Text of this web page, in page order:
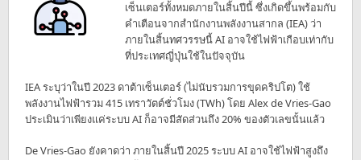
เซ็นเตอร์ทั้งหมดภายในสิ้นปีนี้ ซึ่งเกิดขึ้นพร้อมกับ
คำเตือนจากสำนักงานพลังงานสากล (IEA) ว่า
ภายในสิ้นทศวรรษนี้ AI อาจใช้ไฟฟ้าเกือบเท่ากับ
ที่ประเทศญี่ปุ่นใช้ในปัจจุบัน
IEA ระบุว่าในปี 2023 ดาต้าเซ็นเตอร์ (ไม่นับรวมการขุดคริปโต) ใช้
พลังงานไฟฟ้ารวม 415 เทราวัตต์ชั่วโมง (TWh) โดย Alex de Vries-Gao
ประเมินว่าเพียงแค่ระบบ AI ก็อาจมีสัดส่วนถึง 20% ของตัวเลขนั้นแล้ว
De Vries-Gao ยังคาดว่า ภายในสิ้นปี 2025 ระบบ AI อาจใช้ไฟฟ้าสูงถึง